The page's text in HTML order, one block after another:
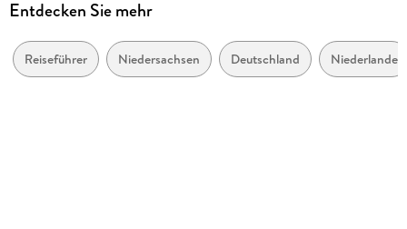
Verlag/Hersteller
Gmeiner Verlag
Entdecken Sie mehr
Reiseführer Niedersachsen Deutschland Niederlande